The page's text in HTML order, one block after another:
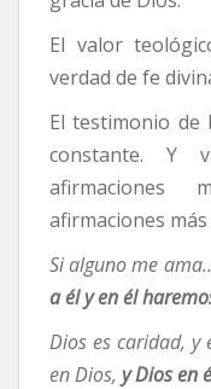
El valor
verdad de fe
El testimonio de
constante. Y
afirmaciones
afirmaciones
Si alguno me
a él y en él
Dios es caridad, y
en Dios, y Dios en